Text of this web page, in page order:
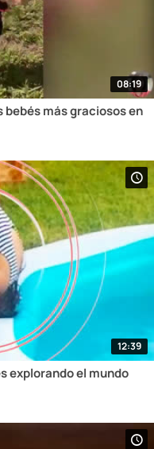
08:19
bebés más graciosos en
12:39
explorando el mundo